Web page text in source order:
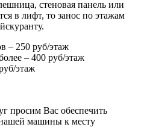
стеновая панель или
в лифт, то занос по этажам
– 250 руб/этаж
– 400 руб/этаж
этаж
просим Вас обеспечить
машины к месту